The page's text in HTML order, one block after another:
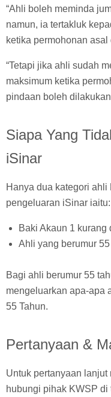
“Ahli boleh meminda
namun, ia tertakluk
ketika permohonan asal
“Tetapi jika ahli sudah
maksimum ketika
pindaan boleh
Siapa Yang
iSinar
Hanya dua kategori
pengeluaran iSinar iaitu:
Baki Akaun 1 kurang
Ahli yang berumur
Bagi ahli berumur 55
mengeluarkan apa-apa
55 Tahun.
Pertanyaan &
Untuk pertanyaan
hubungi pihak KWSP